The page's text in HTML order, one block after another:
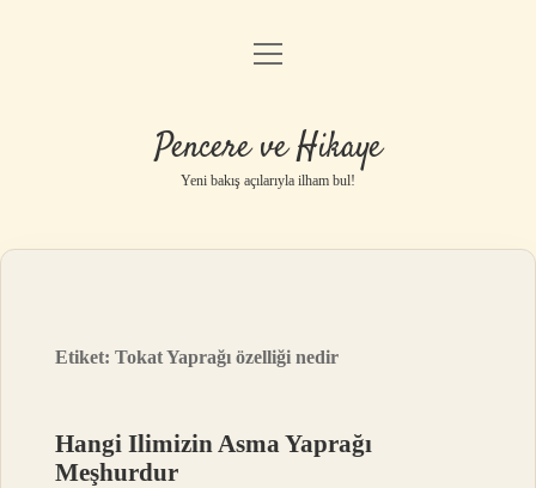
Anasayfa
Yasal Uyarı
menüyü
Pencere ve Hikaye
Yeni bakış açılarıyla ilham bul!
Etiket:Tokat Yaprağı özelliği nedir
Hangi Ilimizin Asma Yaprağı
Meşhurdur